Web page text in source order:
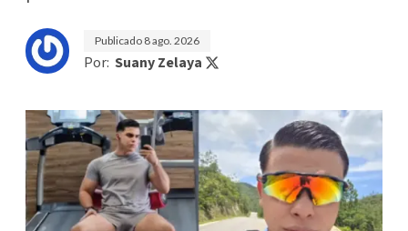
Publicado 8 ago. 2026
Por: Suany Zelaya